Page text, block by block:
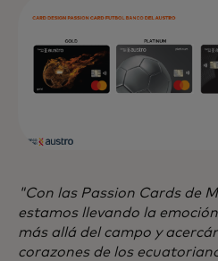
"Con las Passion Cards de
estamos llevando la
más allá del campo y
corazones de los